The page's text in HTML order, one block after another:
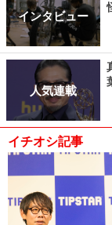
インタビュー
人気連載
イチオシ記事